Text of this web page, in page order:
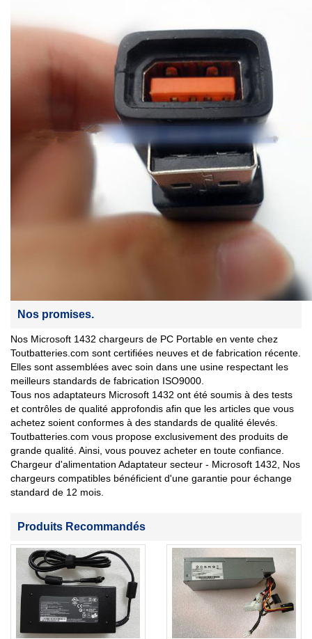
Nos promises.
Nos Microsoft 1432 chargeurs de PC Portable en vente chez
Toutbatteries.com sont certifiées neuves et de fabrication récente.
Elles sont assemblées avec soin dans une usine respectant les
meilleurs standards de fabrication ISO9000.
Tous nos adaptateurs Microsoft 1432 ont été soumis à des tests
et contrôles de qualité approfondis afin que les articles que vous
achetez soient conformes à des standards de qualité élevés.
Toutbatteries.com vous propose exclusivement des produits de
grande qualité. Ainsi, vous pouvez acheter en toute confiance.
Chargeur d'alimentation Adaptateur secteur - Microsoft 1432, Nos
chargeurs compatibles bénéficient d'une garantie pour échange
standard de 12 mois.
Produits Recommandés